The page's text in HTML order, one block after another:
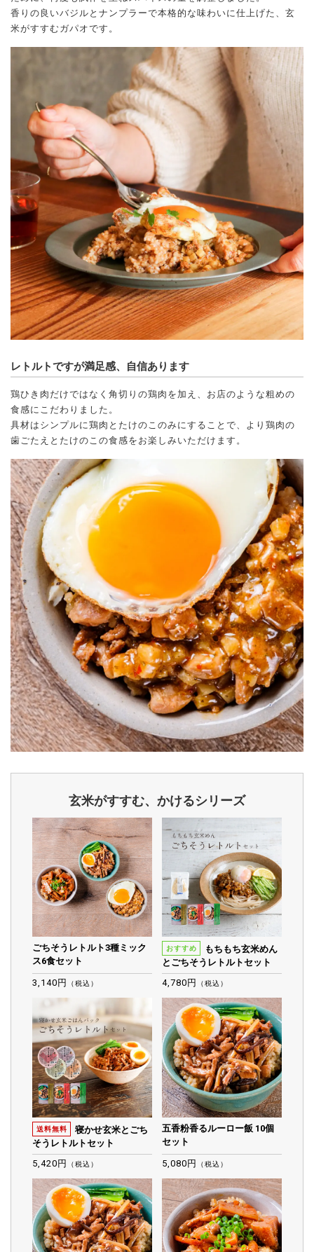
香りの良いバジルとナンプラーで本格的な味わいに仕上げた、玄
米がすすむガパオです。
レトルトですが満足感、自信あります
鶏ひき肉だけではなく角切りの鶏肉を加え、お店のような粗めの
食感にこだわりました。
具材はシンプルに鶏肉とたけのこのみにすることで、より鶏肉の
歯ごたえとたけのこの食感をお楽しみいただけます。
玄米がすすむ、かけるシリーズ
ごちそうレトルト3種ミック
ス6食セット
3,140円 （税込）
おすすめ
もちもち玄米めん
とごちそうレトルトセット
4,780円
（税込）
送料無料
寝かせ玄米とごち
そうレトルトセット
5,420円
（税込）
五香粉香るルーロー飯 10個
セット
5,080円 （税込）